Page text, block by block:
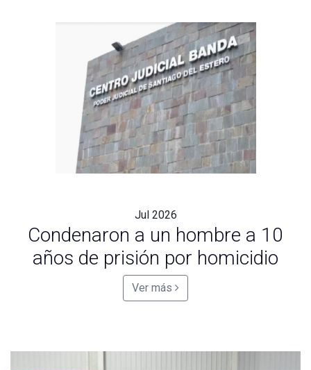
Jul 2026
Condenaron a un hombre a 10
años de prisión por homicidio
Ver más